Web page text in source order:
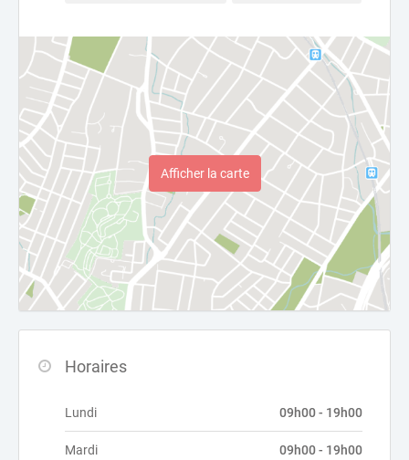
Afficher la carte
Horaires
Lundi 09h00 - 19h00
Mardi 09h00 - 19h00